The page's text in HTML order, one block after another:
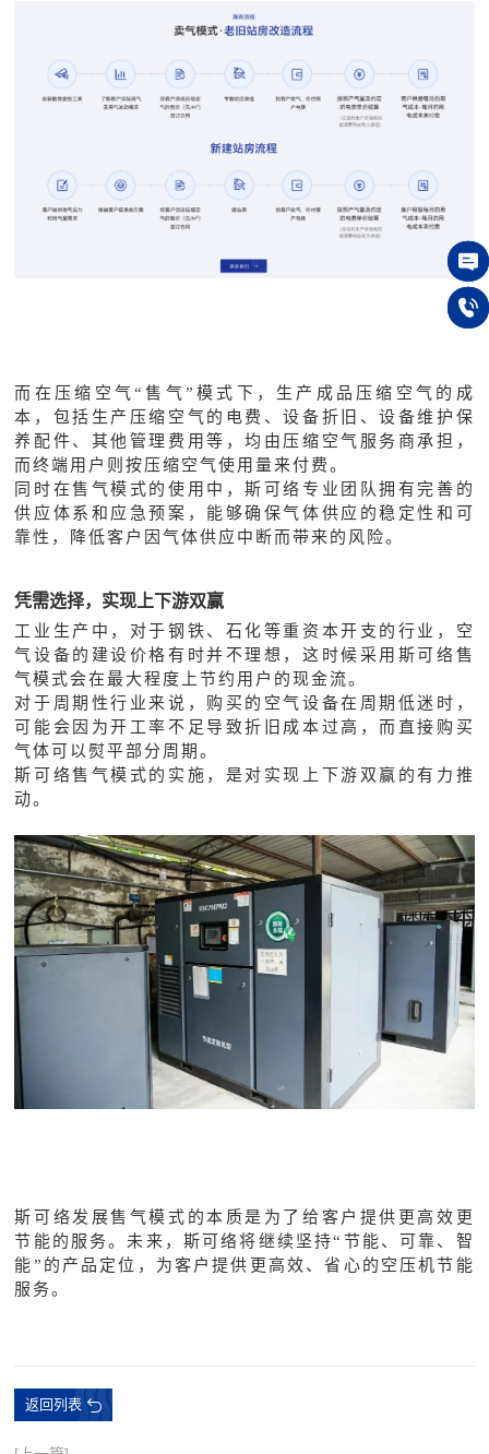
而在压缩空气“售气”模式下，生产成品压缩空气的成
本，包括生产压缩空气的电费、设备折旧、设备维护保
养配件、其他管理费用等，均由压缩空气服务商承担，
而终端用户则按压缩空气使用量来付费。
同时在售气模式的使用中，斯可络专业团队拥有完善的
供应体系和应急预案，能够确保气体供应的稳定性和可
靠性，降低客户因气体供应中断而带来的风险。
凭需选择，实现上下游双赢
工业生产中，对于钢铁、石化等重资本开支的行业，空
气设备的建设价格有时并不理想，这时候采用斯可络售
气模式会在最大程度上节约用户的现金流。
对于周期性行业来说，购买的空气设备在周期低迷时，
可能会因为开工率不足导致折旧成本过高，而直接购买
气体可以熨平部分周期。
斯可络售气模式的实施，是对实现上下游双赢的有力推
动。
斯可络发展售气模式的本质是为了给客户提供更高效更
节能的服务。未来，斯可络将继续坚持“节能、可靠、智
能”的产品定位，为客户提供更高效、省心的空压机节能
服务。
返回列表
在线